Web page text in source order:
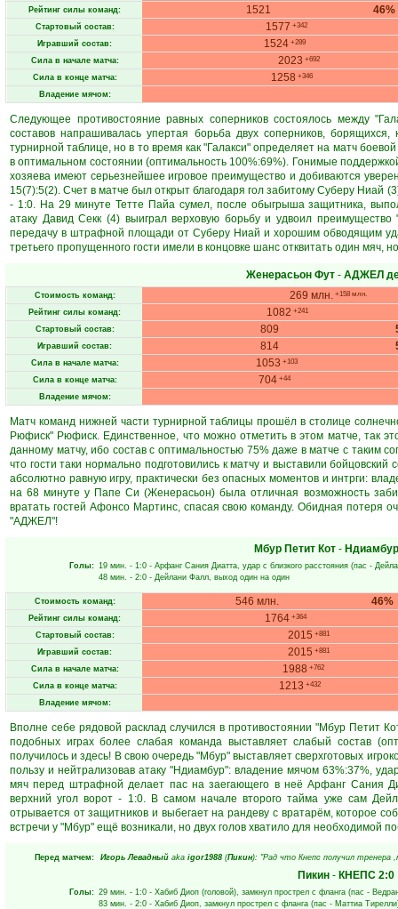
Рейтинг силы команд: 46%
1521
Стартовый состав: 1577 +342
Игравший состав: 1524 +289
Сила в начале матча: 2023 +692
Сила в конце матча: 1258 +346
Владение мячом:
Следующее противостояние равных соперников состоялось между
составов напрашивалась упертая борьба двух соперников,
турнирной таблице, но в то время как "Галакси" определяет на матч
в оптимальном состоянии (оптимальность 100%:69%). Гонимые
хозяева имеют серьезнейшее игровое преимущество и добиваются
15(7):5(2). Счет в матче был открыт благодаря гол забитому Суберу Ниай
- 1:0. На 29 минуте Тетте Пайа сумел, после обыгрыша защитника,
атаку Давид Секк (4) выиграл верховую борьбу и удвоил
передачу в штрафной площади от Суберу Ниай и хорошим обводящим
третьего пропущенного гости имели в концовке шанс отквитать один мяч,
Женерасьон Фут - АДЖЕЛ
Стоимость команд: 269 млн. +158 млн.
Рейтинг силы команд: 1082 +241
Стартовый состав: 809
Игравший состав: 814
Сила в начале матча: 1053 +103
Сила в конце матча: 704 +44
Владение мячом:
Матч команд нижней части турнирной таблицы прошёл в столице
Рюфиск" Рюфиск. Единственное, что можно отметить в этом матче, так
данному матчу, ибо состав с оптимальностью 75% даже в матче с таким
что гости таки нормально подготовились к матчу и выставили
абсолютно равную игру, практически без опасных моментов и интрги:
на 68 минуте у Папе Си (Женерасьон) была отличная возможность
вратать гостей Афонсо Мартинс, спасая свою команду. Обидная потеря
"АДЖЕЛ"!
Мбур Петит Кот- Ндиамбур
Голы: 19 мин. - 1:0 - Арфанг Сания Диатта, удар с близкого расстояния (пас -
48 мин. - 2:0 - Дейлани Фалл, выход один на один
Стоимость команд: 46%
546 млн.
Рейтинг силы команд: 1764 +364
Стартовый состав: 2015 +881
Игравший состав: 2015 +881
Сила в начале матча: 1988 +762
Сила в конце матча: 1213 +432
Владение мячом:
Вполне себе рядовой расклад случился в противостоянии "Мбур Петит
подобных играх более слабая команда выставляет слабый состав
получилось и здесь! В свою очередь "Мбур" выставляет сверхготовых
пользу и нейтрализовав атаку "Ндиамбур": владение мячом 63%:37%,
мяч перед штрафной делает пас на заегающего в неё Арфанг Сания
верхний угол ворот - 1:0. В самом начале второго тайма уже сам
отрывается от защитников и выбегает на рандеву с вратарём, которое
встречи у "Мбур" ещё возникали, но двух голов хватило для необходимой
Перед матчем: Игорь Левадный aka igor1988 (Пикин): "Рад что Кнепс получил тренера
Пикин - КНЕПС 2:0
Голы: 29 мин. - 1:0 - Хабиб Диоп (головой), замкнул прострел с фланга (пас -
83 мин. - 2:0 - Хабиб Диоп, замкнул прострел с фланга (пас - Маттиа Тирелли